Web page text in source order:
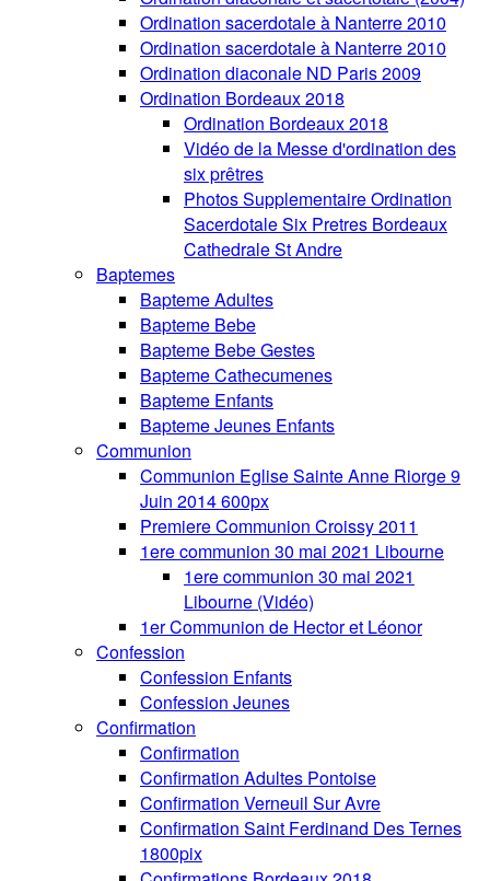
Ordination sacerdotale à Nanterre 2010
Ordination sacerdotale à Nanterre 2010
Ordination diaconale ND Paris 2009
Ordination Bordeaux 2018
Ordination Bordeaux 2018
Vidéo de la Messe d'ordination des
six prêtres
Photos Supplementaire Ordination
Sacerdotale Six Pretres Bordeaux
Cathedrale St Andre
Baptemes
Bapteme Adultes
Bapteme Bebe
Bapteme Bebe Gestes
Bapteme Cathecumenes
Bapteme Enfants
Bapteme Jeunes Enfants
Communion
Communion Eglise Sainte Anne Riorge 9
Juin 2014 600px
Premiere Communion Croissy 2011
1ere communion 30 mai 2021 Libourne
1ere communion 30 mai 2021
Libourne (Vidéo)
1er Communion de Hector et Léonor
Confession
Confession Enfants
Confession Jeunes
Confirmation
Confirmation
Confirmation Adultes Pontoise
Confirmation Verneuil Sur Avre
Confirmation Saint Ferdinand Des Ternes
1800pix